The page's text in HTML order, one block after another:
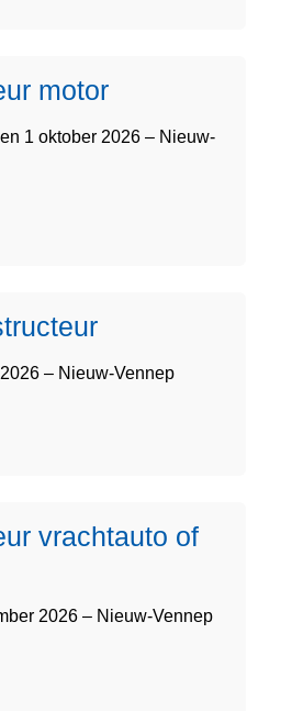
motor
1 oktober 2026 – Nieuw-
– Nieuw-Vennep
vrachtauto of
2026 – Nieuw-Vennep